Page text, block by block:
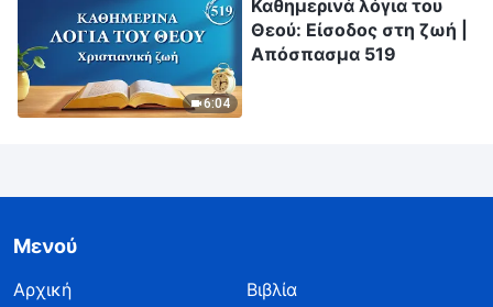
6:04
Καθημερινά λόγια του
Θεού: Είσοδος στη ζωή |
Απόσπασμα 519
Μενού
Αρχική
Βιβλία